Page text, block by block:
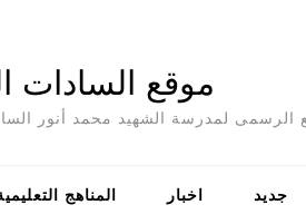
موقع السادات
الرسمى لمدرسة الشهيد محمد أنور
جديد اخبار المناهج